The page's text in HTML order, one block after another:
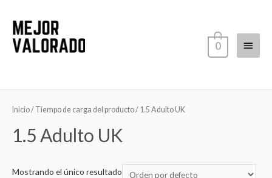
contenido
Menú
0
Inicio/ Tiempo de carga del producto / ‎1.5 Adulto UK
‎1.5 Adulto UK
Mostrando el único resultado